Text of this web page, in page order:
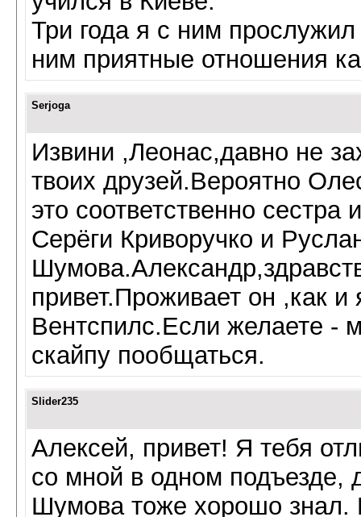
Три года я с ним
ним приятные отношения
Serjoga
Извини ,Леонас,давно не
твоих друзей.Вероятно
это соответственно
Серёги Криворучко и
привет.Проживает он ,как и
Вентспилс.Если желаете -
скайпу пообщаться.
Slider235
Алексей, привет! Я тебя
со мной в одном подъезде,
Шумова тоже хорошо